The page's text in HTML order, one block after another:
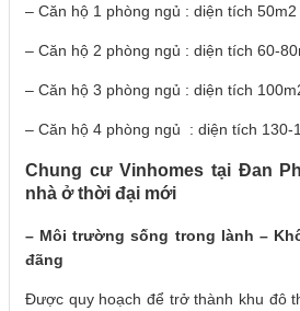
– Căn hộ 1 phòng ngủ : diện tích
– Căn hộ 2 phòng ngủ : diện tích 60-
– Căn hộ 3 phòng ngủ : diện tích
– Căn hộ 4 phòng ngủ : diện tích 130-
Chung cư Vinhomes tại Đan
nhà ở thời đại mới
– Môi trường sống trong lành –
đãng
Được quy hoạch để trở thành khu đô